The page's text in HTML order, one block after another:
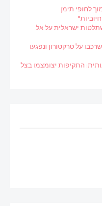
לחופי תימן
ישראלית על אל
על טרקטורון ונפגעו
התקיפות יצומצמו בצל